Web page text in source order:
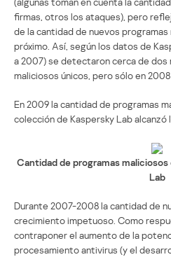
firmas, otros los ataques), pero
de la cantidad de nuevos
próximo. Así, según los datos de
a 2007) se detectaron cerca de dos
maliciosos únicos, pero sólo en
En 2009 la cantidad de programas
colección de Kaspersky Lab alcanzó
Cantidad de programas
Lab
Durante 2007-2008 la cantidad de
crecimiento impetuoso. Como
contraponer el aumento de la
procesamiento antivirus (y el